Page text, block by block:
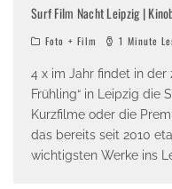
Surf Film Nacht Leipzig |
Foto + Film 1 Minute
4 x im Jahr findet in der
Frühling“ in Leipzig die
Kurzfilme oder die
das bereits seit 2010
wichtigsten Werke ins